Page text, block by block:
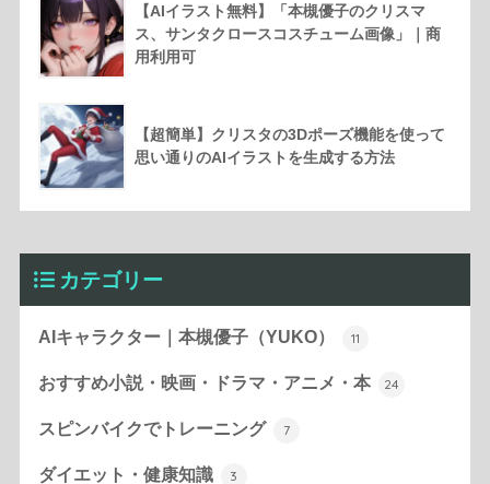
【AIイラスト無料】「本槻優子のクリスマ
ス、サンタクロースコスチューム画像」｜商
用利用可
【超簡単】クリスタの3Dポーズ機能を使って
思い通りのAIイラストを生成する方法
カテゴリー
AIキャラクター｜本槻優子（YUKO） 11
おすすめ小説・映画・ドラマ・アニメ・本 24
スピンバイクでトレーニング 7
ダイエット・健康知識 3